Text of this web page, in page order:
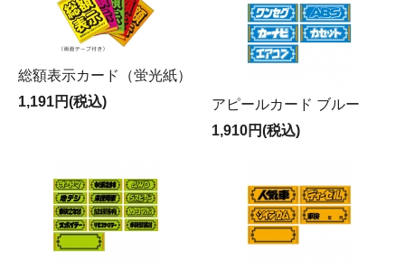
総額表示カード（蛍光紙）
1,191円(税込)
アピールカード ブルー
1,910円(税込)